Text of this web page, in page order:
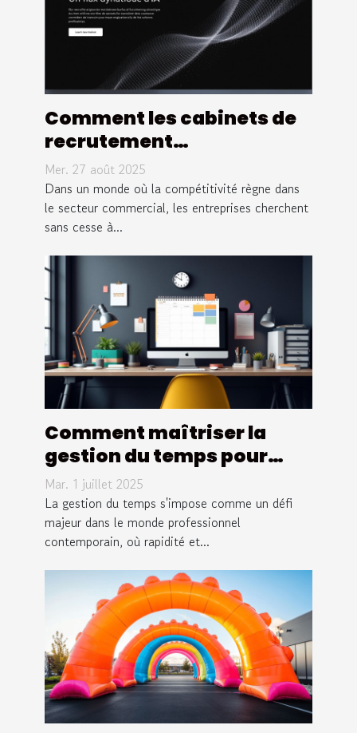
Comment les cabinets de
recrutement
transforment le secteur
commercial ?
Mer. 27 août 2025
Dans un monde où la compétitivité règne dans
le secteur commercial, les entreprises cherchent
sans cesse à...
Comment maîtriser la
gestion du temps pour
booster votre efficacité
professionnelle ?
Mar. 1 juillet 2025
La gestion du temps s'impose comme un défi
majeur dans le monde professionnel
contemporain, où rapidité et...